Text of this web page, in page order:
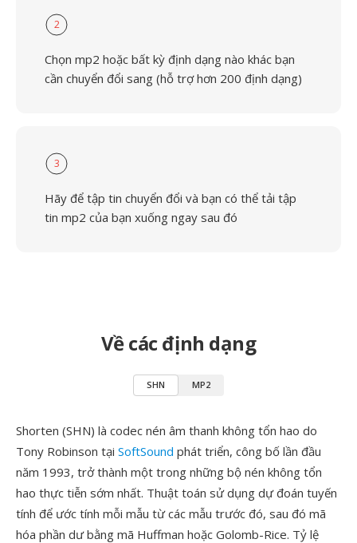
2
Chọn mp2 hoặc bất kỳ định dạng nào khác bạn
cần chuyển đổi sang (hỗ trợ hơn 200 định dạng)
3
Hãy để tập tin chuyển đổi và bạn có thể tải tập
tin mp2 của bạn xuống ngay sau đó
Về các định dạng
SHN MP2
Shorten (SHN) là codec nén âm thanh không tổn hao do
Tony Robinson tại SoftSound phát triển, công bố lần đầu
năm 1993, trở thành một trong những bộ nén không tổn
hao thực tiễn sớm nhất. Thuật toán sử dụng dự đoán tuyến
tính để ước tính mỗi mẫu từ các mẫu trước đó, sau đó mã
hóa phần dư bằng mã Huffman hoặc Golomb-Rice. Tỷ lệ